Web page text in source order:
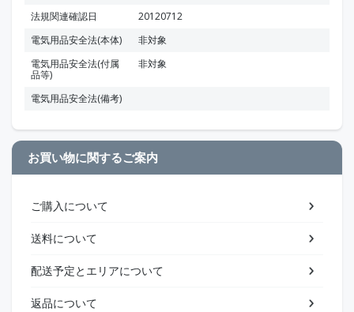
法規関連確認日
20120712
電気用品安全法(本体)
非対象
電気用品安全法(付属
品等)
非対象
電気用品安全法(備考)
お買い物に関するご案内
ご購入について
送料について
配送予定とエリアについて
返品について